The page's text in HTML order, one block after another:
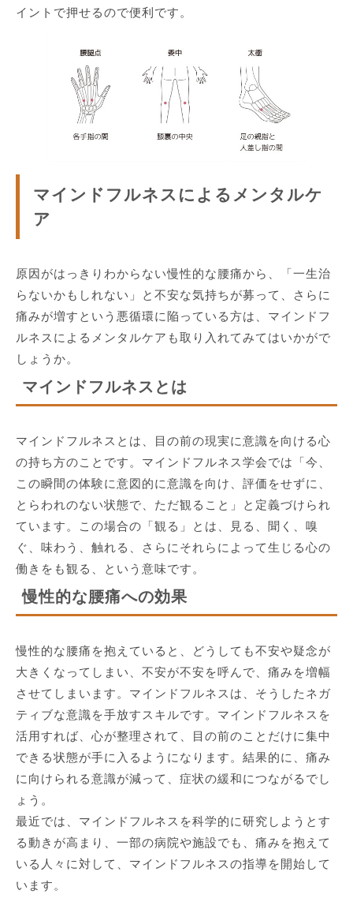
イントで押せるので便利です。
マインドフルネスによるメンタルケ
ア
原因がはっきりわからない慢性的な腰痛から、「一生治
らないかもしれない」と不安な気持ちが募って、さらに
痛みが増すという悪循環に陥っている方は、マインドフ
ルネスによるメンタルケアも取り入れてみてはいかがで
しょうか。
マインドフルネスとは
マインドフルネスとは、目の前の現実に意識を向ける心
の持ち方のことです。マインドフルネス学会では「今、
この瞬間の体験に意図的に意識を向け、評価をせずに、
とらわれのない状態で、ただ観ること」と定義づけられ
ています。この場合の「観る」とは、見る、聞く、嗅
ぐ、味わう、触れる、さらにそれらによって生じる心の
働きをも観る、という意味です。
慢性的な腰痛への効果
慢性的な腰痛を抱えていると、どうしても不安や疑念が
大きくなってしまい、不安が不安を呼んで、痛みを増幅
させてしまいます。マインドフルネスは、そうしたネガ
ティブな意識を手放すスキルです。マインドフルネスを
活用すれば、心が整理されて、目の前のことだけに集中
できる状態が手に入るようになります。結果的に、痛み
に向けられる意識が減って、症状の緩和につながるでし
ょう。
最近では、マインドフルネスを科学的に研究しようとす
る動きが高まり、一部の病院や施設でも、痛みを抱えて
いる人々に対して、マインドフルネスの指導を開始して
います。